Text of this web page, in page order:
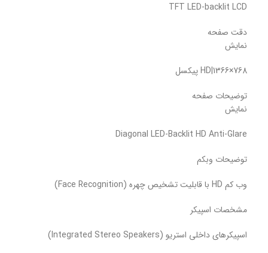
TFT LED-backlit LCD
دقت صفحه
نمایش
HD|1366×768 پیکسل
توضیحات صفحه
نمایش
Diagonal LED-Backlit HD Anti-Glare
توضیحات وبکم
وب کم HD با قابلیت تشخیص چهره (Face Recognition)
مشخصات اسپیکر
اسپیکرهای داخلی استریو (Integrated Stereo Speakers)